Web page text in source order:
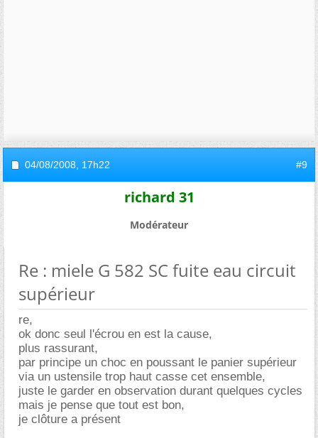
04/08/2008, 17h22 #9
richard 31
Modérateur
Re : miele G 582 SC fuite eau circuit
supérieur
re,
ok donc seul l'écrou en est la cause,
plus rassurant,
par principe un choc en poussant le panier supérieur
via un ustensile trop haut casse cet ensemble,
juste le garder en observation durant quelques cycles
mais je pense que tout est bon,
je clôture a présent